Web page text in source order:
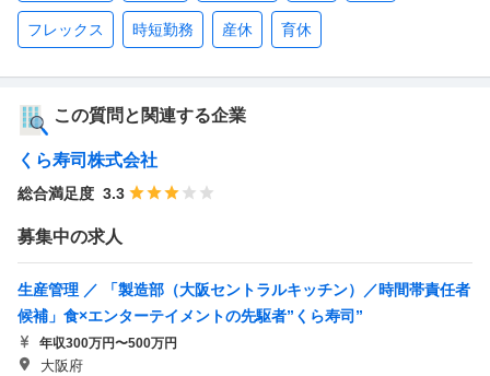
フレックス 時短勤務 産休 育休
この質問と関連する企業
くら寿司株式会社
総合満足度 3.3
募集中の求人
生産管理 ／ 「製造部（大阪セントラルキッチン）／時間帯責任者
候補」食×エンターテイメントの先駆者”くら寿司”
年収300万円〜500万円
大阪府